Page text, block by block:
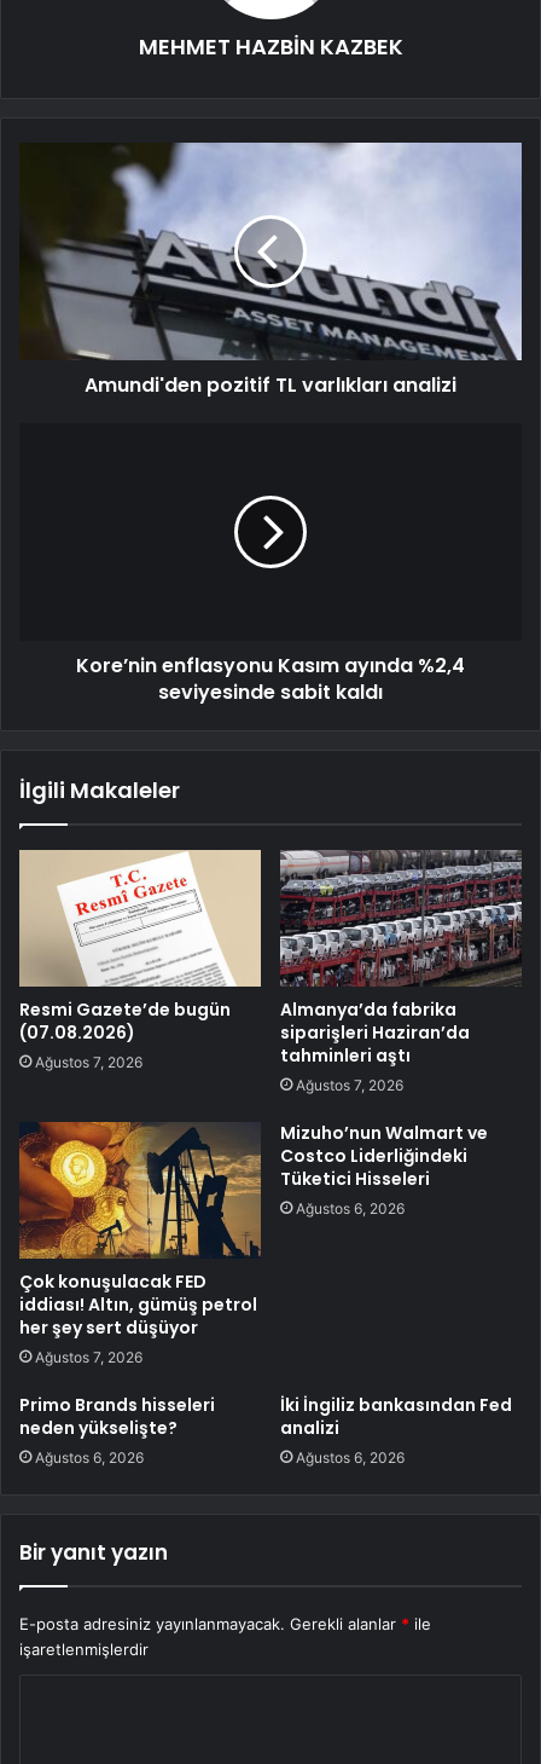
MEHMET HAZBİN KAZBEK
Amundi'den pozitif TL varlıkları analizi
Kore’nin enflasyonu Kasım ayında %2,4
seviyesinde sabit kaldı
İlgili Makaleler
Resmi Gazete’de bugün
(07.08.2026)
Ağustos 7, 2026
Almanya’da fabrika
siparişleri Haziran’da
tahminleri aştı
Ağustos 7, 2026
Çok konuşulacak FED
iddiası! Altın, gümüş petrol
her şey sert düşüyor
Ağustos 7, 2026
Mizuho’nun Walmart ve
Costco Liderliğindeki
Tüketici Hisseleri
Ağustos 6, 2026
Primo Brands hisseleri
neden yükselişte?
Ağustos 6, 2026
İki İngiliz bankasından Fed
analizi
Ağustos 6, 2026
Bir yanıt yazın
E-posta adresiniz yayınlanmayacak. Gerekli alanlar * ile
işaretlenmişlerdir